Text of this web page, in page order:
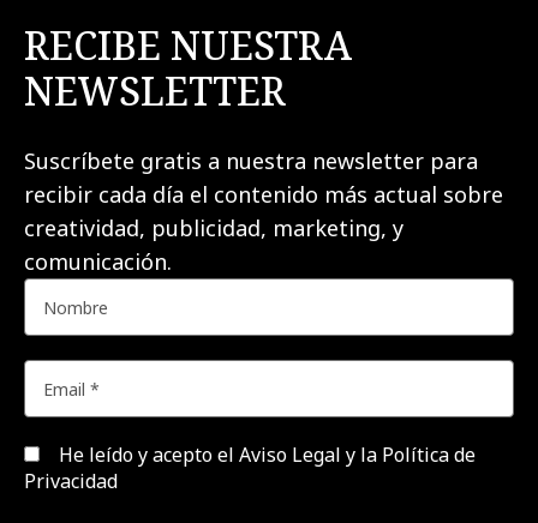
RECIBE NUESTRA
NEWSLETTER
Suscríbete gratis a nuestra newsletter para
recibir cada día el contenido más actual sobre
creatividad, publicidad, marketing, y
comunicación.
He leído y acepto el Aviso Legal y la Política de
Privacidad